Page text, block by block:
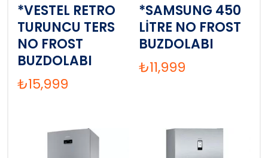
*VESTEL RETRO
TURUNCU TERS
NO FROST
BUZDOLABI
₺15,999
*SAMSUNG 450
LİTRE NO FROST
BUZDOLABI
₺11,999